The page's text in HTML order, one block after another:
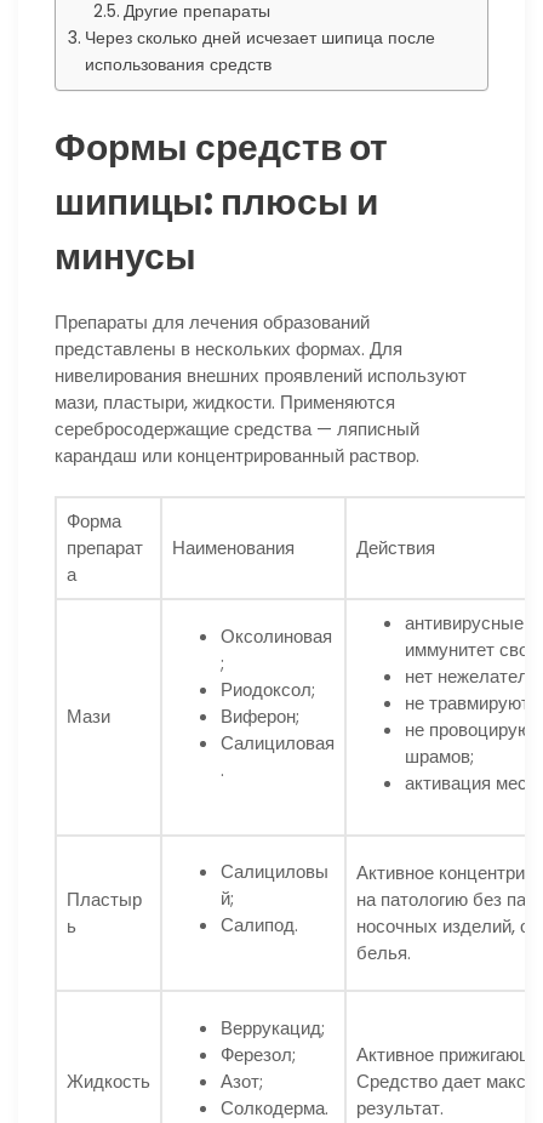
Другие препараты
Через сколько дней исчезает шипица после
использования средств
Формы средств от
шипицы: плюсы и
минусы
Препараты для лечения образований
представлены в нескольких формах. Для
нивелирования внешних проявлений используют
мази, пластыри, жидкости. Применяются
серебросодержащие средства — ляписный
карандаш или концентрированный раствор.
Форма
препарат
а
Наименования Действия
Мази
Оксолиновая
;
Риодоксол;
Виферон;
Салициловая
.
антивирусные
иммунитет
нет
не травмируют
не
шрамов;
активация
Пластыр
ь
Салициловы
й;
Салипод.
Активное
на патологию без
носочных изделий,
белья.
Жидкость
Веррукацид;
Ферезол;
Азот;
Солкодерма.
Активное
Средство дает
результат.